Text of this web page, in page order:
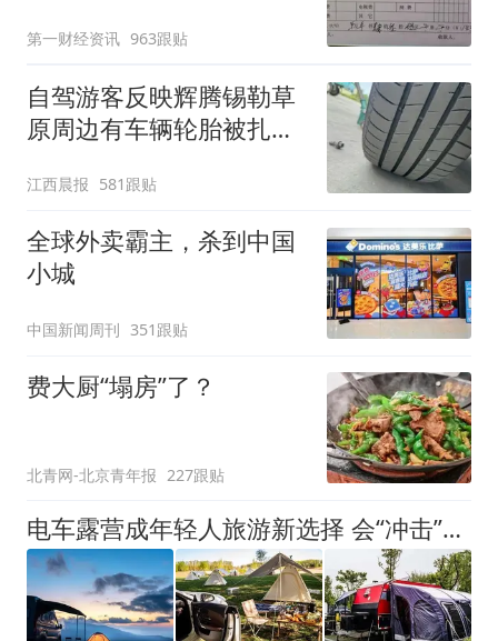
第一财经资讯 963跟贴
自驾游客反映辉腾锡勒草
原周边有车辆轮胎被扎，
元，官方发布情况通报
江西晨报 581跟贴
全球外卖霸主，杀到中国
小城
中国新闻周刊 351跟贴
费大厨“塌房”了？
北青网-北京青年报 227跟贴
电车露营成年轻人旅游新选择 会“冲击”传统住宿业吗？